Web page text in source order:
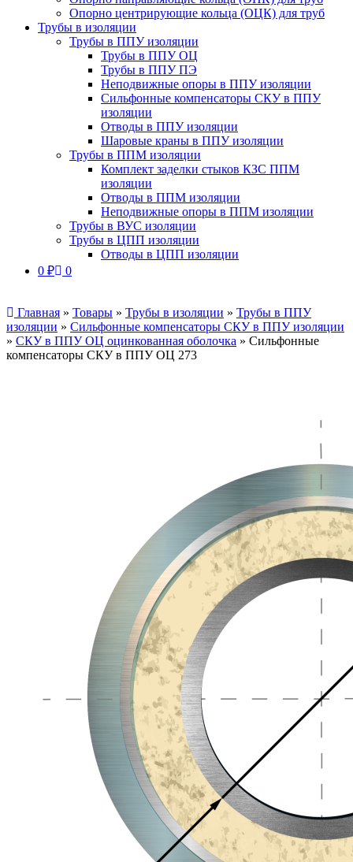
Опорно центрирующие кольца (ОЦК) для труб
Трубы в изоляции
Трубы в ППУ изоляции
Трубы в ППУ ОЦ
Трубы в ППУ ПЭ
Неподвижные опоры в ППУ изоляции
Сильфонные компенсаторы СКУ в ППУ
изоляции
Отводы в ППУ изоляции
Шаровые краны в ППУ изоляции
Трубы в ППМ изоляции
Комплект заделки стыков КЗС ППМ
изоляции
Отводы в ППМ изоляции
Неподвижные опоры в ППМ изоляции
Трубы в ВУС изоляции
Трубы в ЦПП изоляции
Отводы в ЦПП изоляции
0 ₽ 0
Главная » Товары » Трубы в изоляции » Трубы в ППУ
изоляции » Сильфонные компенсаторы СКУ в ППУ изоляции
» СКУ в ППУ ОЦ оцинкованная оболочка » Сильфонные
компенсаторы СКУ в ППУ ОЦ 273